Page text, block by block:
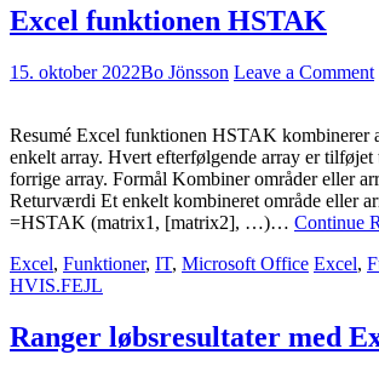
Excel funktionen HSTAK
15. oktober 2022Bo Jönsson Leave a Comment
Resumé Excel funktionen HSTAK kombinerer
enkelt array. Hvert efterfølgende array er
forrige array. Formål Kombiner områder eller
Returværdi Et enkelt kombineret område eller
=HSTAK (matrix1, [matrix2], …)… Continue
Excel, Funktioner, IT, Microsoft Office Excel,
HVIS.FEJL
Ranger løbsresultater med